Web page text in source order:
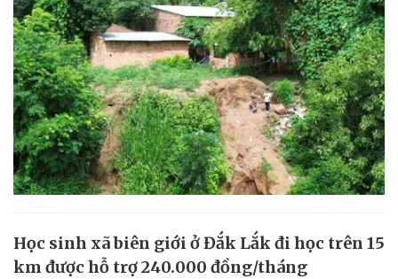
Học sinh xã biên giới ở Đắk Lắk đi học trên 15
km được hỗ trợ 240.000 đồng/tháng